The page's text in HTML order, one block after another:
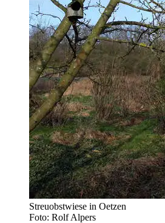
Streuobstwiese in Oetzen
Foto: Rolf Alpers